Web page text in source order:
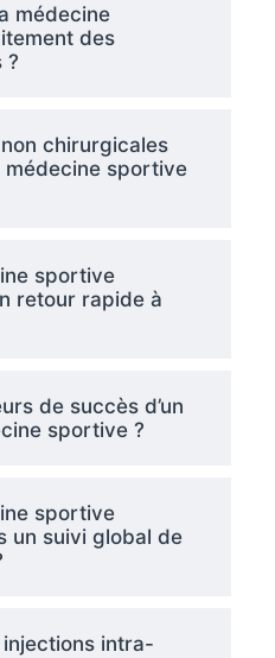
médecine
des
?
chirurgicales
sportive
sportive
retour rapide à
de succès d’un
sportive ?
sportive
un suivi global de
intra-